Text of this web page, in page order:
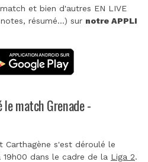
et bien d'autres EN LIVE
résumé...) sur notre APPLI
match Grenade -
Carthagène s'est déroulé le
dans le cadre de la Liga 2.